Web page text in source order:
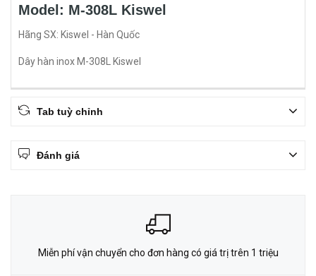
Model: M-308L Kiswel
Hãng SX: Kiswel - Hàn Quốc
Dây hàn inox M-308L Kiswel
Tab tuỳ chỉnh
Đánh giá
Miễn phí vận chuyển cho đơn hàng có giá trị trên 1 triệu